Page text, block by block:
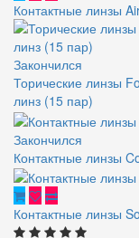
Контактные линзы
Закончился
Торические линзы
линз (15 пар)
Закончился
Контактные линзы
Контактные линзы